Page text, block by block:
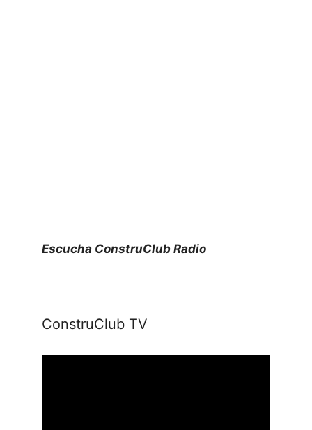
Escucha ConstruClub Radio
ConstruClub TV